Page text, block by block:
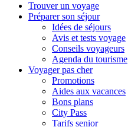
Trouver un voyage
Préparer son séjour
Idées de séjours
Avis et tests voyage
Conseils voyageurs
Agenda du tourisme
Voyager pas cher
Promotions
Aides aux vacances
Bons plans
City Pass
Tarifs senior